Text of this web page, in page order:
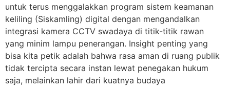
untuk terus menggalakkan program sistem keamanan
keliling (Siskamling) digital dengan mengandalkan
integrasi kamera CCTV swadaya di titik-titik rawan
yang minim lampu penerangan. Insight penting yang
bisa kita petik adalah bahwa rasa aman di ruang publik
tidak tercipta secara instan lewat penegakan hukum
saja, melainkan lahir dari kuatnya budaya